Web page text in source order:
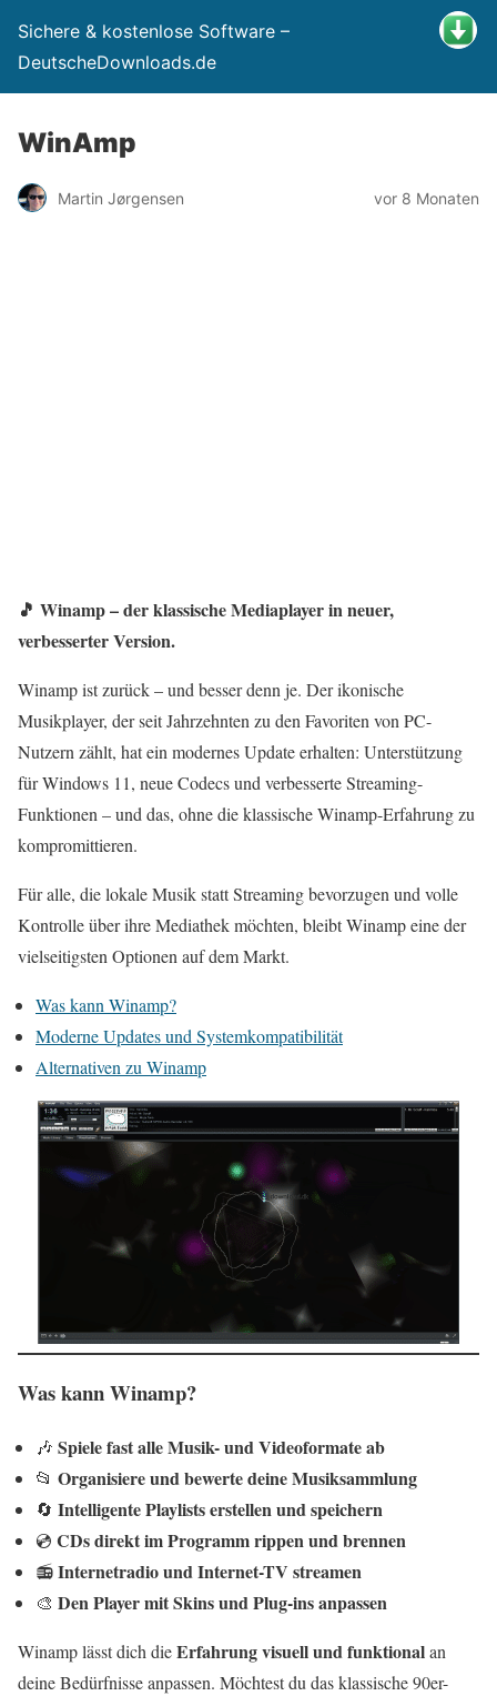
Sichere & kostenlose Software –
DeutscheDownloads.de
WinAmp
Martin Jørgensen vor 8 Monaten
🎵 Winamp – der klassische Mediaplayer in neuer,
verbesserter Version.
Winamp ist zurück – und besser denn je. Der ikonische
Musikplayer, der seit Jahrzehnten zu den Favoriten von PC-
Nutzern zählt, hat ein modernes Update erhalten: Unterstützung
für Windows 11, neue Codecs und verbesserte Streaming-
Funktionen – und das, ohne die klassische Winamp-Erfahrung zu
kompromittieren.
Für alle, die lokale Musik statt Streaming bevorzugen und volle
Kontrolle über ihre Mediathek möchten, bleibt Winamp eine der
vielseitigsten Optionen auf dem Markt.
Was kann Winamp?
Moderne Updates und Systemkompatibilität
Alternativen zu Winamp
Was kann Winamp?
🎶 Spiele fast alle Musik- und Videoformate ab
📂 Organisiere und bewerte deine Musiksammlung
🔄 Intelligente Playlists erstellen und speichern
💿 CDs direkt im Programm rippen und brennen
📻Internetradio und Internet-TV streamen
🎨 Den Player mit Skins und Plug-ins anpassen
Winamp lässt dich dieErfahrung visuell und funktionalan
deine Bedürfnisse anpassen. Möchtest du das klassische 90er-